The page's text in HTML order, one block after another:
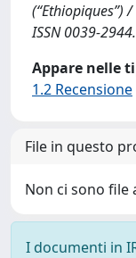
(“Ethiopiques”) /
ISSN 0039-
Appare nelle
1.2 Recensione
File in questo
Non ci sono file
I documenti in